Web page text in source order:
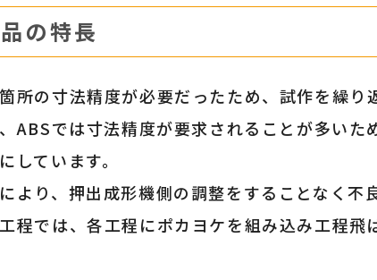
の特長
所の寸法精度が必要だったため、試作を繰り
ABSでは寸法精度が要求されることが多い
しています。
より、押出成形機側の調整をすることなく不
程では、各工程にポカヨケを組み込み工程飛